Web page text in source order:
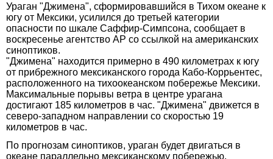
Ураган "Джимена", сформировавшийся в Тихом океане к
югу от Мексики, усилился до третьей категории
опасности по шкале Саффир-Симпсона, сообщает в
воскресенье агентство AP со ссылкой на американских
синоптиков.
"Джимена" находится примерно в 490 километрах к югу
от прибрежного мексиканского города Кабо-Коррьентес,
расположенного на тихоокеанском побережье Мексики.
Максимальные порывы ветра в центре урагана
достигают 185 километров в час. "Джимена" движется в
северо-западном направлении со скоростью 19
километров в час.
По прогнозам синоптиков, ураган будет двигаться в
океане параллельно мексиканскому побережью.